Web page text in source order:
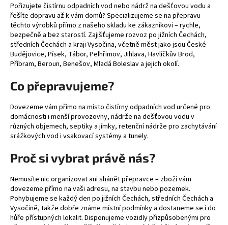
Pořizujete čistírnu odpadních vod nebo nádrž na dešťovou vodu a
řešíte dopravu až k vám domů? Specializujeme se na přepravu
těchto výrobků přímo z našeho skladu ke zákazníkovi – rychle,
bezpečně a bez starostí. Zajišťujeme rozvoz po jižních Čechách,
středních Čechách a kraji Vysočina, včetně měst jako jsou České
Budějovice, Písek, Tábor, Pelhřimov, Jihlava, Havlíčkův Brod,
Příbram, Beroun, Benešov, Mladá Boleslav a jejich okolí.
Co přepravujeme?
Dovezeme vám přímo na místo čistírny odpadních vod určené pro
domácnosti i menší provozovny, nádrže na dešťovou vodu v
různých objemech, septiky a jímky, retenční nádrže pro zachytávání
srážkových vod i vsakovací systémy a tunely.
Proč si vybrat právě nás?
Nemusíte nic organizovat ani shánět přepravce – zboží vám
dovezeme přímo na vaši adresu, na stavbu nebo pozemek.
Pohybujeme se každý den po jižních Čechách, středních Čechách a
Vysočině, takže dobře známe místní podmínky a dostaneme se i do
hůře přístupných lokalit. Disponujeme vozidly přizpůsobenými pro
j
e
t
e
n
j
í
t
?
HLEDAT